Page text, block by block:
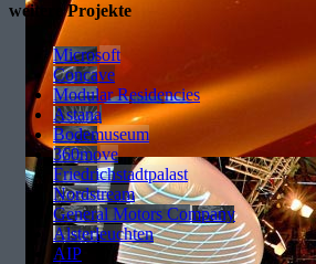
weitere Projekte
Microsoft
Concave
Modular Residencies
Astana
Bodemuseum
360move
Friedrichstadtpalast
Nordstream
General Motors Company
Alsterleuchten
AIP